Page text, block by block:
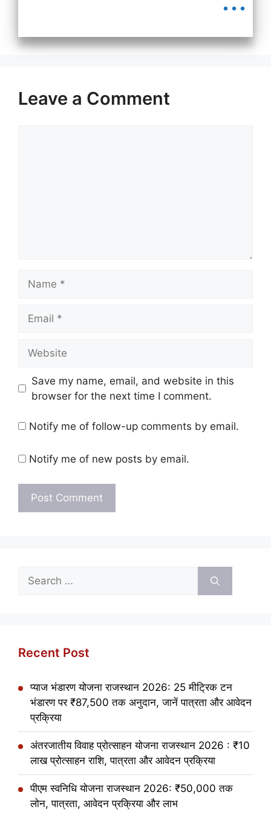
Leave a Comment
Save my name, email, and website in this
browser for the next time I comment.
Notify me of follow-up comments by email.
Notify me of new posts by email.
Search
for:
Recent Post
प्याज भंडारण योजना राजस्थान 2026: 25 मीट्रिक टन
भंडारण पर ₹87,500 तक अनुदान, जानें पात्रता और आवेदन
प्रक्रिया
अंतरजातीय विवाह प्रोत्साहन योजना राजस्थान 2026 : ₹10
लाख प्रोत्साहन राशि, पात्रता और आवेदन प्रक्रिया
पीएम स्वनिधि योजना राजस्थान 2026: ₹50,000 तक
लोन, पात्रता, आवेदन प्रक्रिया और लाभ